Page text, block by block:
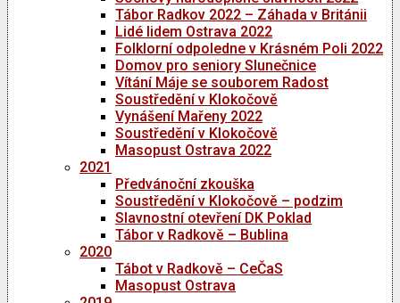
Tábor Radkov 2022 – Záhada v Británii
Lidé lidem Ostrava 2022
Folklorní odpoledne v Krásném Poli 2022
Domov pro seniory Slunečnice
Vítání Máje se souborem Radost
Soustředění v Klokočově
Vynášení Mařeny 2022
Soustředění v Klokočově
Masopust Ostrava 2022
2021
Předvánoční zkouška
Soustředění v Klokočově – podzim
Slavnostní otevření DK Poklad
Tábor v Radkově – Bublina
2020
Tábot v Radkově – CeČaS
Masopust Ostrava